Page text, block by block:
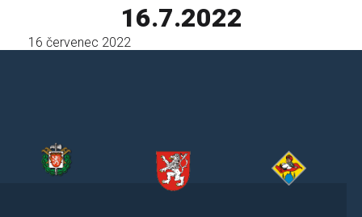
16.7.2022
16 červenec 2022